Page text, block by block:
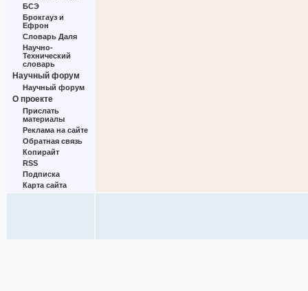
БСЭ
Брокгауз и
Ефрон
Словарь Даля
Научно-
Технический
словарь
Научный форум
Научный форум
О проекте
Прислать
материалы
Реклама на сайте
Обратная связь
Копирайт
RSS
Подписка
Карта сайта